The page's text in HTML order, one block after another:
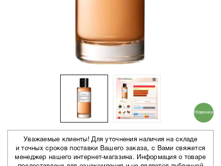
Новинка
Уважаемые клиенты! Для уточнения наличия на складе
и точных сроков поставки Вашего заказа, с Вами свяжется
менеджер нашего интернет-магазина. Информация о товаре